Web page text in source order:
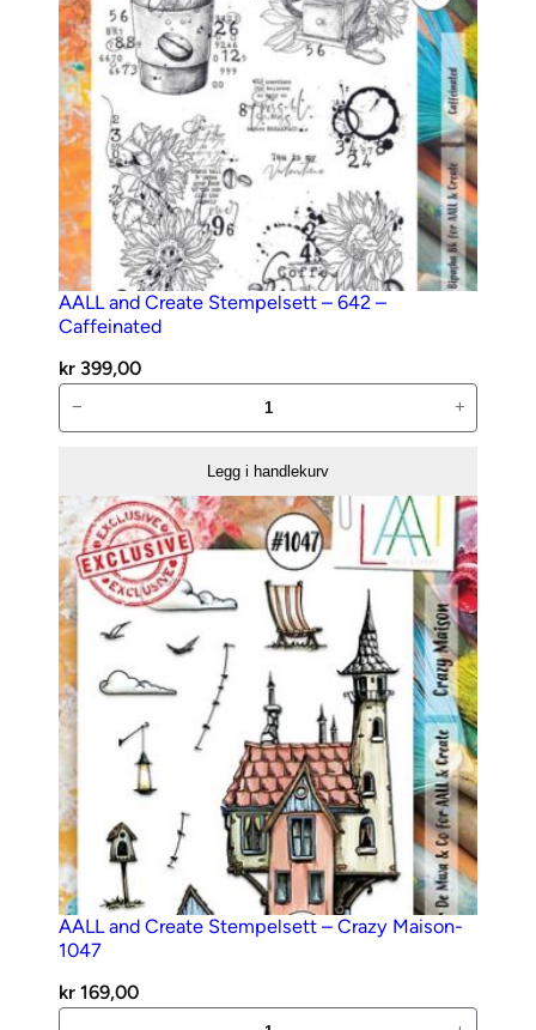
n
t
a
l
l
AALL and Create Stempelsett – 642 –
Caffeinated
kr 399,00
and
–
642
–
Caffeinated
antall
− +
Legg i handlekurv
AALL and Create Stempelsett – Crazy Maison-
1047
kr 169,00